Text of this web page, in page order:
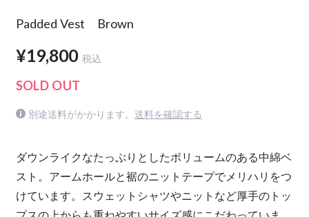
Padded Vest Brown
¥19,800 税込
SOLD OUT
別途送料がかかります。 送料を確認する
ダウンライクなたっぷりとしたボリュームのある中綿ベ
スト。アームホールと裾のニットテープでメリハリをつ
けています。スウェットシャツやニットなど厚手のトッ